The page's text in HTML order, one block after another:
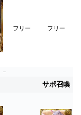
フリー フリー
－
サポ召喚